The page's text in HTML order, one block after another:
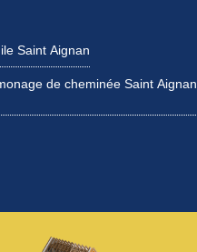
Saint Aignan
de cheminée Saint Aignan